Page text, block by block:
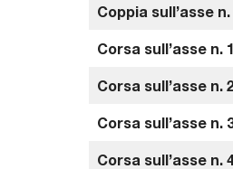
Coppia sull’asse n.
Corsa sull’asse n. 1
Corsa sull’asse n.
Corsa sull’asse n.
Corsa sull’asse n.